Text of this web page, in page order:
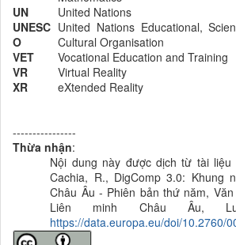
UN
United Nations
UNESC
O
United Nations Educational,
Cultural Organisation
VET
Vocational Education and Training
VR
Virtual Reality
XR
eXtended Reality
----------------
Thừa nhận:
Nội dung này được dịch từ tài
Cachia, R., DigComp 3.0: Khung
Châu Âu - Phiên bản thứ năm,
Liên minh Châu Âu,
https://data.europa.eu/doi/10.2760/